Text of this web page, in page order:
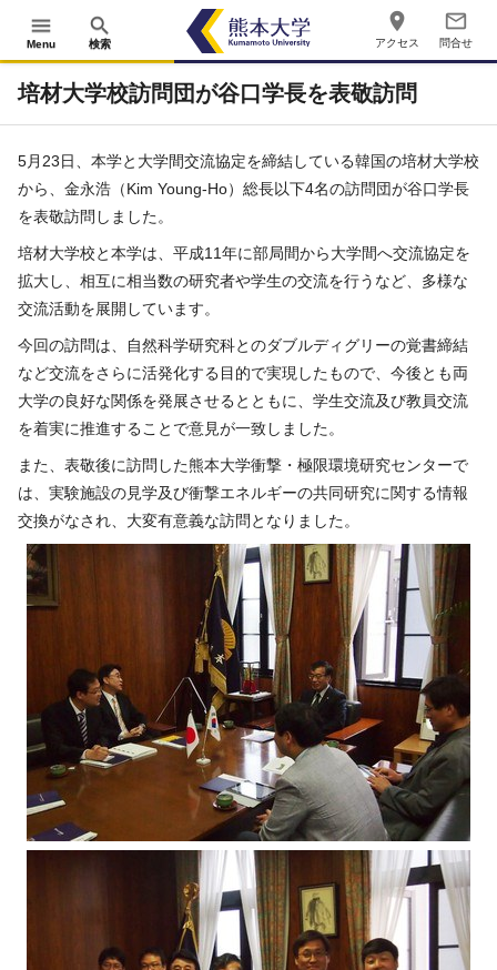
menu
Menu
search
検索
place
アクセス
mail_outline
問合せ
培材大学校訪問団が谷口学長を表敬訪問
5月23日、本学と大学間交流協定を締結している韓国の培材大学校
から、金永浩（Kim Young-Ho）総長以下4名の訪問団が谷口学長
を表敬訪問しました。
培材大学校と本学は、平成11年に部局間から大学間へ交流協定を
拡大し、相互に相当数の研究者や学生の交流を行うなど、多様な
交流活動を展開しています。
今回の訪問は、自然科学研究科とのダブルディグリーの覚書締結
など交流をさらに活発化する目的で実現したもので、今後とも両
大学の良好な関係を発展させるとともに、学生交流及び教員交流
を着実に推進することで意見が一致しました。
また、表敬後に訪問した熊本大学衝撃・極限環境研究センターで
は、実験施設の見学及び衝撃エネルギーの共同研究に関する情報
交換がなされ、大変有意義な訪問となりました。